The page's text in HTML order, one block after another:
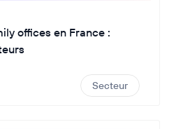
offices en France :
Secteur